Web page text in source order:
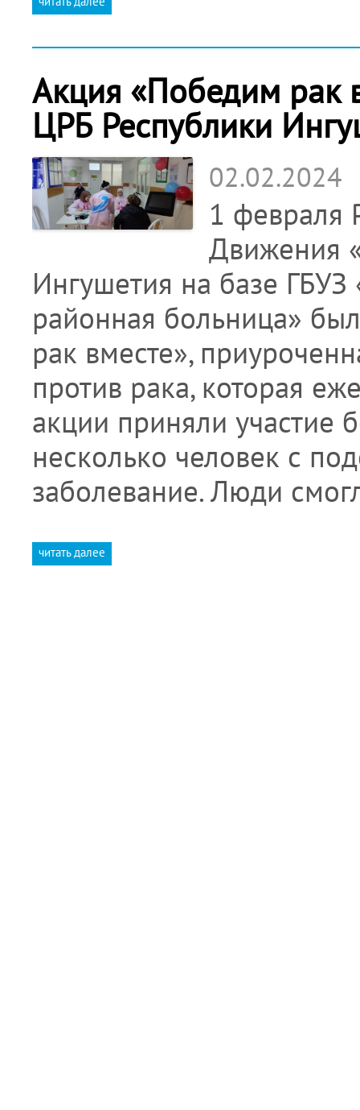
Акция «Победим рак
ЦРБ Республики
02.02.2024
1 февраля
Движения
Ингушетия на базе
районная больница»
рак вместе»,
против рака, которая
акции приняли участие
несколько человек с
заболевание. Люди
читать далее